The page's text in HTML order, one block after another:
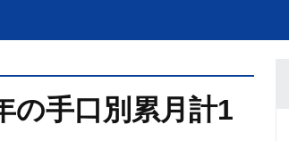
手口別累月計1